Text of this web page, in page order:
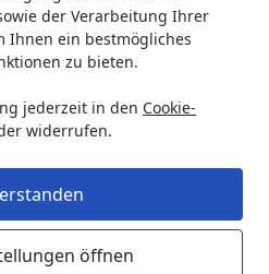
der Verarbeitung Ihrer
Ihnen ein bestmögliches
zu bieten.
jederzeit in den Cookie-
widerrufen.
öffnen